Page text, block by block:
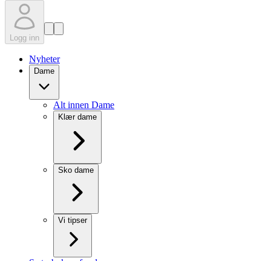
Logg inn
Nyheter
Dame
Alt innen Dame
Klær dame
Sko dame
Vi tipser